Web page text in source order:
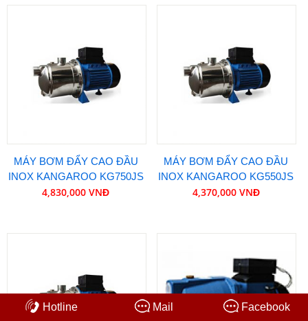
Hotline Mail Facebook
MÁY BƠM ĐẨY CAO ĐẦU
INOX KANGAROO KG750JS
4,830,000 VNĐ
MÁY BƠM ĐẨY CAO ĐẦU
INOX KANGAROO KG550JS
4,370,000 VNĐ